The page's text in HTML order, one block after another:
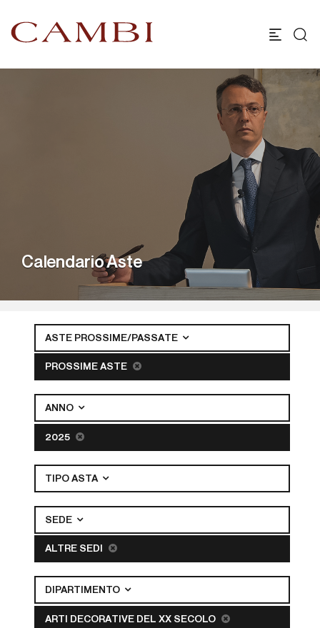
Calendario Aste
ASTE PROSSIME/PASSATE
PROSSIME ASTE
ANNO
2025
TIPO ASTA
SEDE
ALTRE SEDI
DIPARTIMENTO
ARTI DECORATIVE DEL XX SECOLO